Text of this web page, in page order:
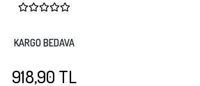
KARGO BEDAVA
918,90 TL